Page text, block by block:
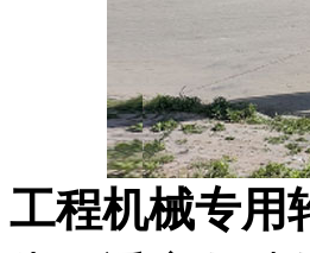
工程机械专用